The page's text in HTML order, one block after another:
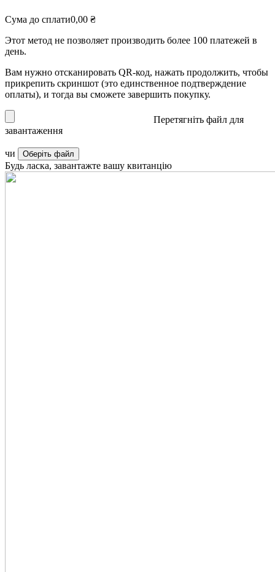
Сума до сплати0,00 ₴
Этот метод не позволяет производить более 100 платежей в
день.
Вам нужно отсканировать QR-код, нажать продолжить, чтобы
прикрепить скриншот (это единственное подтверждение
оплаты), и тогда вы сможете завершить покупку.
Перетягніть файл для
завантаження
чи Оберіть файл
Будь ласка, завантажте вашу квитанцію